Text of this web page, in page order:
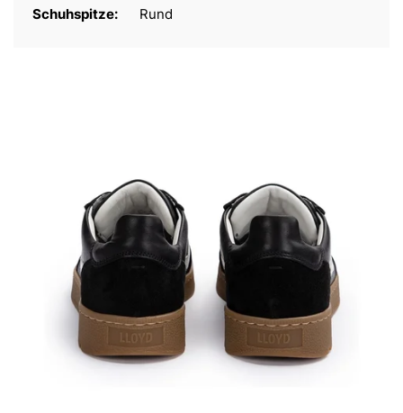
Schuhspitze:
Rund